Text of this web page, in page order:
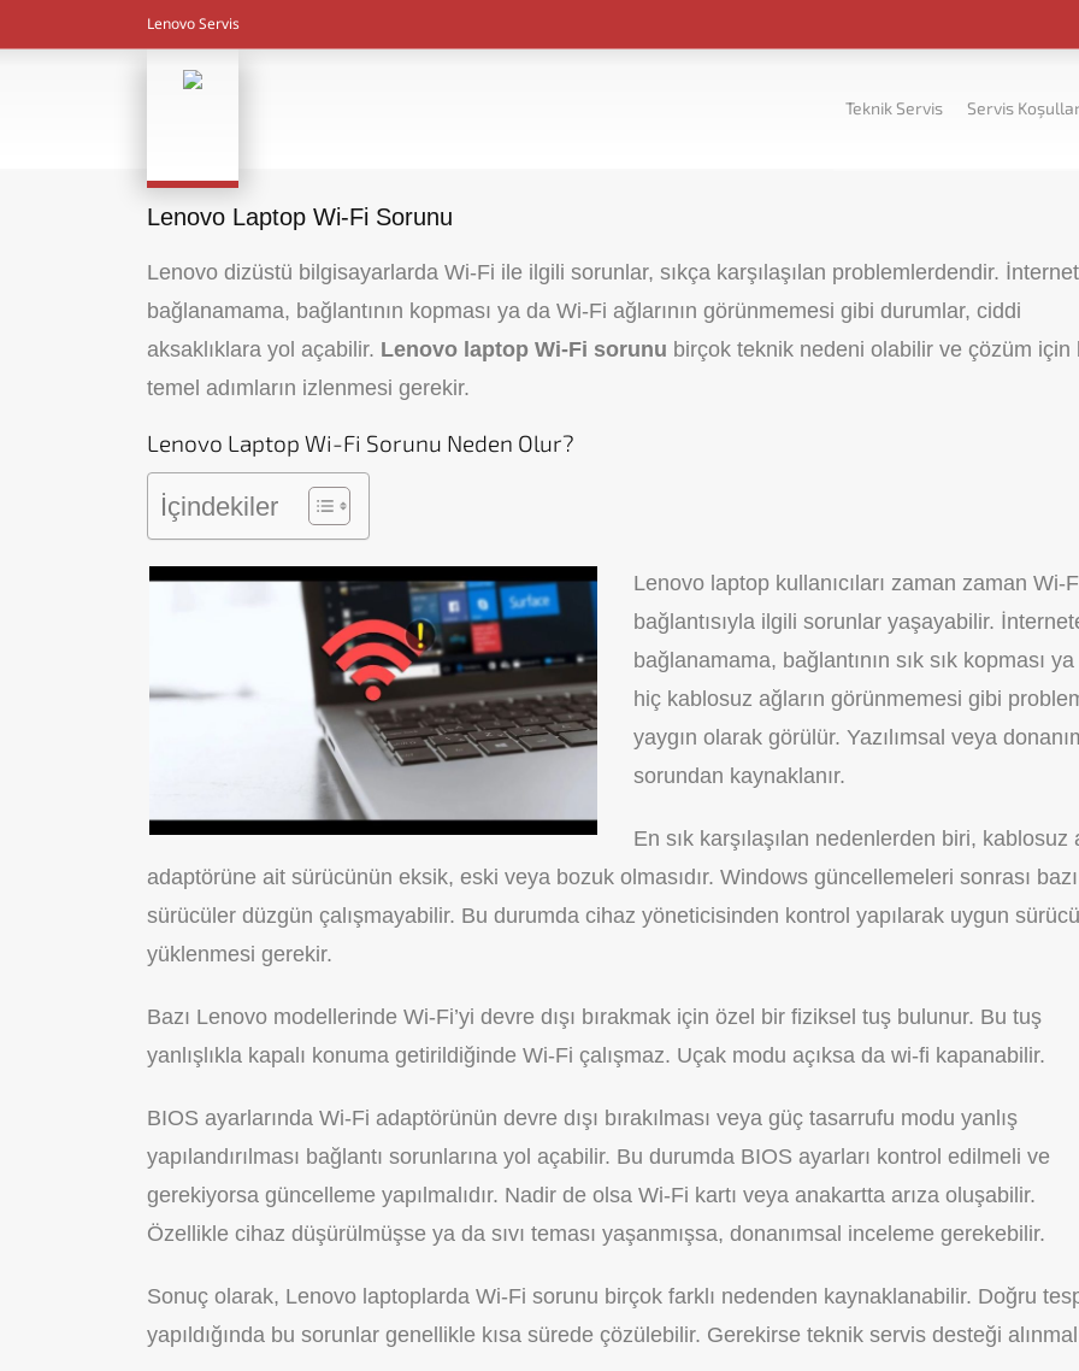
Lenovo Servis
Teknik Servis Servis
Lenovo Laptop Wi-Fi Sorunu
Lenovo dizüstü bilgisayarlarda Wi-Fi ile ilgili sorunlar, sıkça karşılaşılan problemlerdendir.
bağlanamama, bağlantının kopması ya da Wi-Fi ağlarının görünmemesi gibi durumlar, ciddi
aksaklıklara yol açabilir. Lenovo laptop Wi-Fi sorunu birçok teknik nedeni olabilir ve çözüm için
temel adımların izlenmesi gerekir.
Lenovo Laptop Wi-Fi Sorunu Neden Olur?
İçindekiler
Lenovo laptop kullanıcıları zaman zaman Wi-
bağlantısıyla ilgili sorunlar yaşayabilir.
bağlanamama, bağlantının sık sık kopması
hiç kablosuz ağların görünmemesi gibi
yaygın olarak görülür. Yazılımsal veya
sorundan kaynaklanır.
En sık karşılaşılan nedenlerden biri, kablosuz
adaptörüne ait sürücünün eksik, eski veya bozuk olmasıdır. Windows güncellemeleri sonrası bazı
sürücüler düzgün çalışmayabilir. Bu durumda cihaz yöneticisinden kontrol yapılarak uygun
yüklenmesi gerekir.
Bazı Lenovo modellerinde Wi-Fi’yi devre dışı bırakmak için özel bir fiziksel tuş bulunur. Bu tuş
yanlışlıkla kapalı konuma getirildiğinde Wi-Fi çalışmaz. Uçak modu açıksa da wi-fi kapanabilir.
BIOS ayarlarında Wi-Fi adaptörünün devre dışı bırakılması veya güç tasarrufu modu yanlış
yapılandırılması bağlantı sorunlarına yol açabilir. Bu durumda BIOS ayarları kontrol edilmeli ve
gerekiyorsa güncelleme yapılmalıdır. Nadir de olsa Wi-Fi kartı veya anakartta arıza oluşabilir.
Özellikle cihaz düşürülmüşse ya da sıvı teması yaşanmışsa, donanımsal inceleme gerekebilir.
Sonuç olarak, Lenovo laptoplarda Wi-Fi sorunu birçok farklı nedenden kaynaklanabilir. Doğru
yapıldığında bu sorunlar genellikle kısa sürede çözülebilir. Gerekirse teknik servis desteği